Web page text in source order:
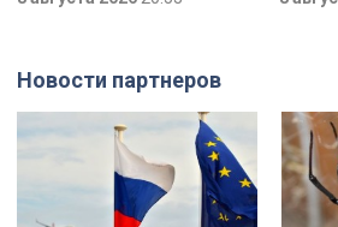
и ортопедии имени Р.Р. Вредена.
Новости партнеров